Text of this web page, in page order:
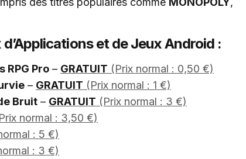
et de Jeux Android :
RPG Pro – GRATUIT (Prix normal : 0,50 €)
– GRATUIT (Prix normal : 1 €)
Bruit – GRATUIT (Prix normal : 3 €)
normal : 3,50 €)
: 5 €)
: 3 €)